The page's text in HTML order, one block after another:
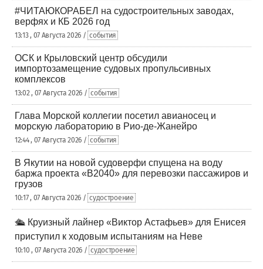
#ЧИТАЮКОРАБЕЛ на судостроительных заводах,
верфях и КБ 2026 год
13:13 , 07 Августа 2026 / события
ОСК и Крыловский центр обсудили
импортозамещение судовых пропульсивных
комплексов
13:02 , 07 Августа 2026 / события
Глава Морской коллегии посетил авианосец и
морскую лабораторию в Рио-де-Жанейро
12:44 , 07 Августа 2026 / события
В Якутии на новой судоверфи спущена на воду
баржа проекта «В2040» для перевозки пассажиров и
грузов
10:17 , 07 Августа 2026 / судостроение
🛳️ Круизный лайнер «Виктор Астафьев» для Енисея
приступил к ходовым испытаниям на Неве
10:10 , 07 Августа 2026 / судостроение